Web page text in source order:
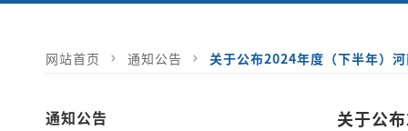
网站首页 通知公告 关于公布2024年度（下半年）
通知公告 关于公